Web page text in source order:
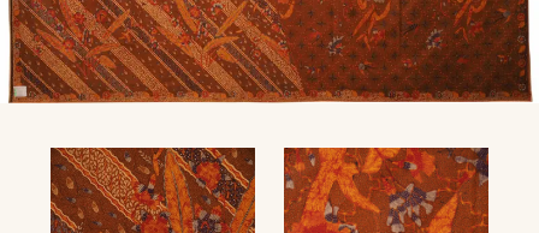
KATALOG
BATIK
TANYA
JAWAB
LINKS